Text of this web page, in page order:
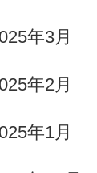
年3月
年2月
年1月